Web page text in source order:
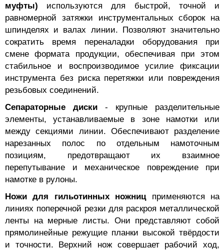
муфты) используются для быстрой, точной и
равномерной затяжки инструментальных сборок на
шпинделях и валах линии. Позволяют значительно
сократить время переналадки оборудования при
смене формата продукции, обеспечивая при этом
стабильное и воспроизводимое усилие фиксации
инструмента без риска перетяжки или повреждения
резьбовых соединений.
Сепараторные диски - крупные разделительные
элементы, устанавливаемые в зоне намотки или
между секциями линии. Обеспечивают разделение
нарезанных полос по отдельным намоточным
позициям, предотвращают их взаимное
перепутывание и механическое повреждение при
намотке в рулоны.
Ножи для гильотинных ножницприменяются на
линиях поперечной резки для раскроя металлической
ленты на мерные листы. Они представляют собой
прямолинейные режущие планки высокой твёрдости
и точности. Верхний нож совершает рабочий ход,